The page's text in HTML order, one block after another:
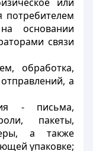
потребителем
основании
связи
обработка,
а
- письма,
пакеты,
а также
упаковке;